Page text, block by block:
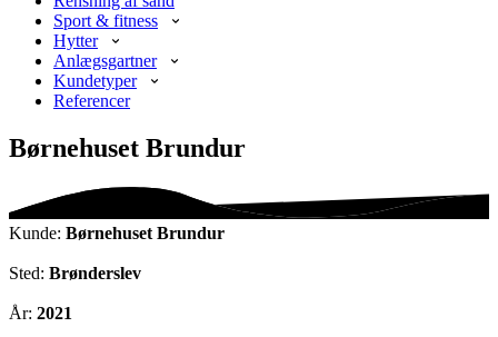
Sport & fitness
Hytter
Anlægsgartner
Kundetyper
Referencer
Børnehuset Brundur
Kunde: Børnehuset Brundur
Sted: Brønderslev
År: 2021